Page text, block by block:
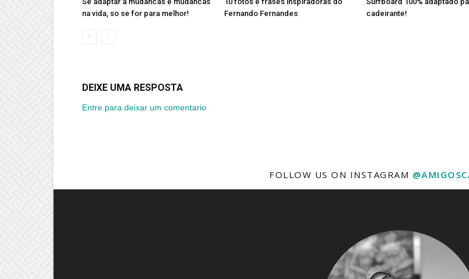
na vida, so se for para melhor!
Fernando Fernandes
cadeirante!
DEIXE UMA RESPOSTA
Entre para deixar um comentario
FOLLOW US ON INSTAGRAM